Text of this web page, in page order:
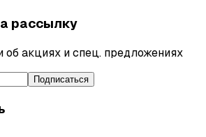
рассылку
об акциях и спец. предложениях
Подписаться